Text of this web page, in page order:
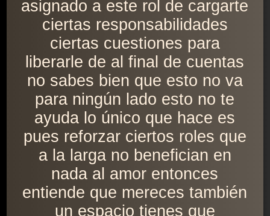
asignado a este rol de cargarte
ciertas responsabilidades
ciertas cuestiones para
liberarle de al final de cuentas
no sabes bien que esto no va
para ningún lado esto no te
ayuda lo único que hace es
pues reforzar ciertos roles que
a la larga no benefician en
nada al amor entonces
entiende que mereces también
un espacio tienes que